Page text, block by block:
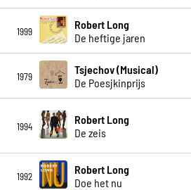
1999
Robert Long
De heftige jaren
1979
Tsjechov (Musical)
De Poesjkinprijs
1994
Robert Long
De zeis
1992
Robert Long
Doe het nu